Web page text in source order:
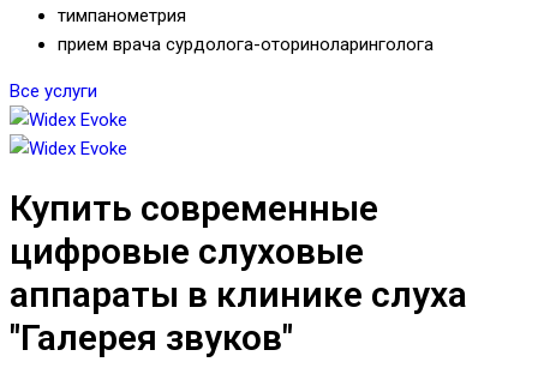
тимпанометрия
прием врача сурдолога-оториноларинголога
Все услуги
Купить современные
цифровые слуховые
аппараты в клинике слуха
"Галерея звуков"